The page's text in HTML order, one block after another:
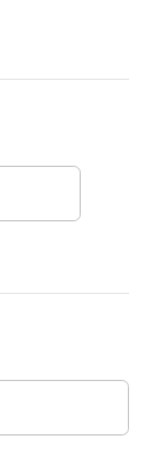
であっ
番号、
い場合で
結果的に
報に含ま